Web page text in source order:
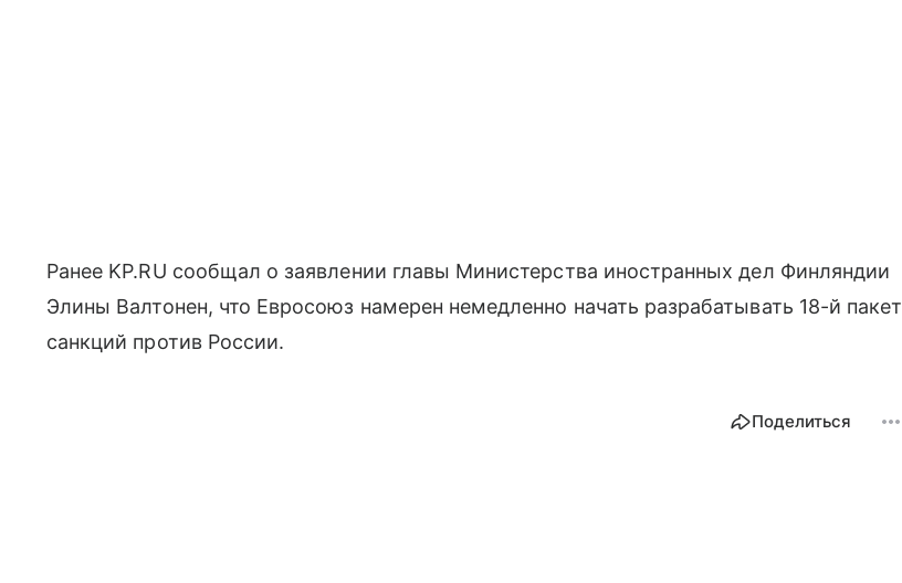
Ранее KP.RU сообщал о заявлении главы Министерства иностранных дел Финляндии
Элины Валтонен, что Евросоюз намерен немедленно начать разрабатывать 18-й пакет
санкций против России.
Поделиться